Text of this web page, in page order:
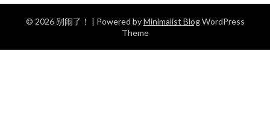
© 2026 别闹了！ | Powered byMinimalist BlogWordPress
Theme